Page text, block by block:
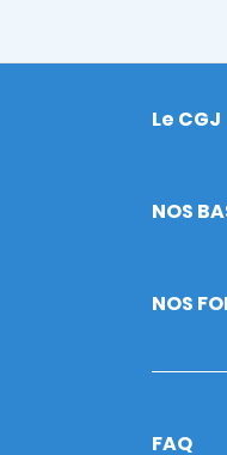
Footer
Le CGJ
NOS
NOS
FAQ